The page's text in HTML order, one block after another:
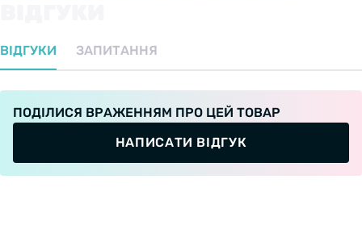
ВІДГУКИ ЗАПИТАННЯ
ПОДІЛИСЯ ВРАЖЕННЯМ ПРО ЦЕЙ ТОВАР
НАПИСАТИ ВІДГУК